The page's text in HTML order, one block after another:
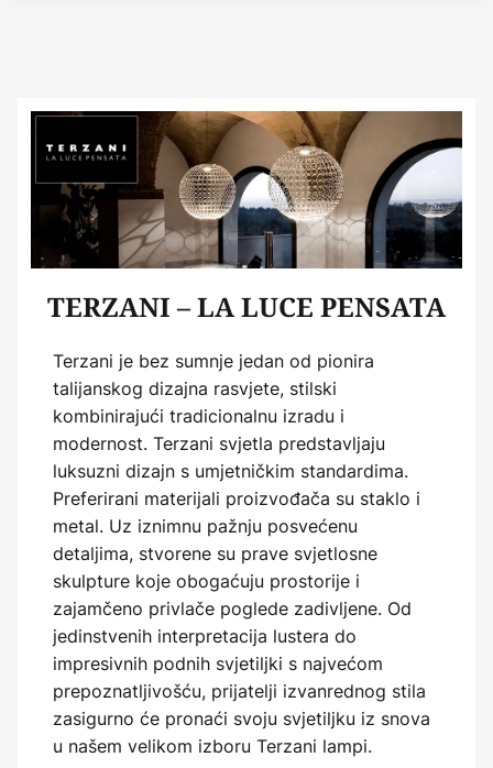
TERZANI – LA LUCE PENSATA
Terzani je bez sumnje jedan od pionira
talijanskog dizajna rasvjete, stilski
kombinirajući tradicionalnu izradu i
modernost. Terzani svjetla predstavljaju
luksuzni dizajn s umjetničkim standardima.
Preferirani materijali proizvođača su staklo i
metal. Uz iznimnu pažnju posvećenu
detaljima, stvorene su prave svjetlosne
skulpture koje obogaćuju prostorije i
zajamčeno privlače poglede zadivljene. Od
jedinstvenih interpretacija lustera do
impresivnih podnih svjetiljki s najvećom
prepoznatljivošću, prijatelji izvanrednog stila
zasigurno će pronaći svoju svjetiljku iz snova
u našem velikom izboru Terzani lampi.